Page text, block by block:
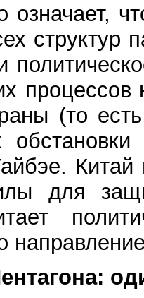
означает,
структур
(то
для